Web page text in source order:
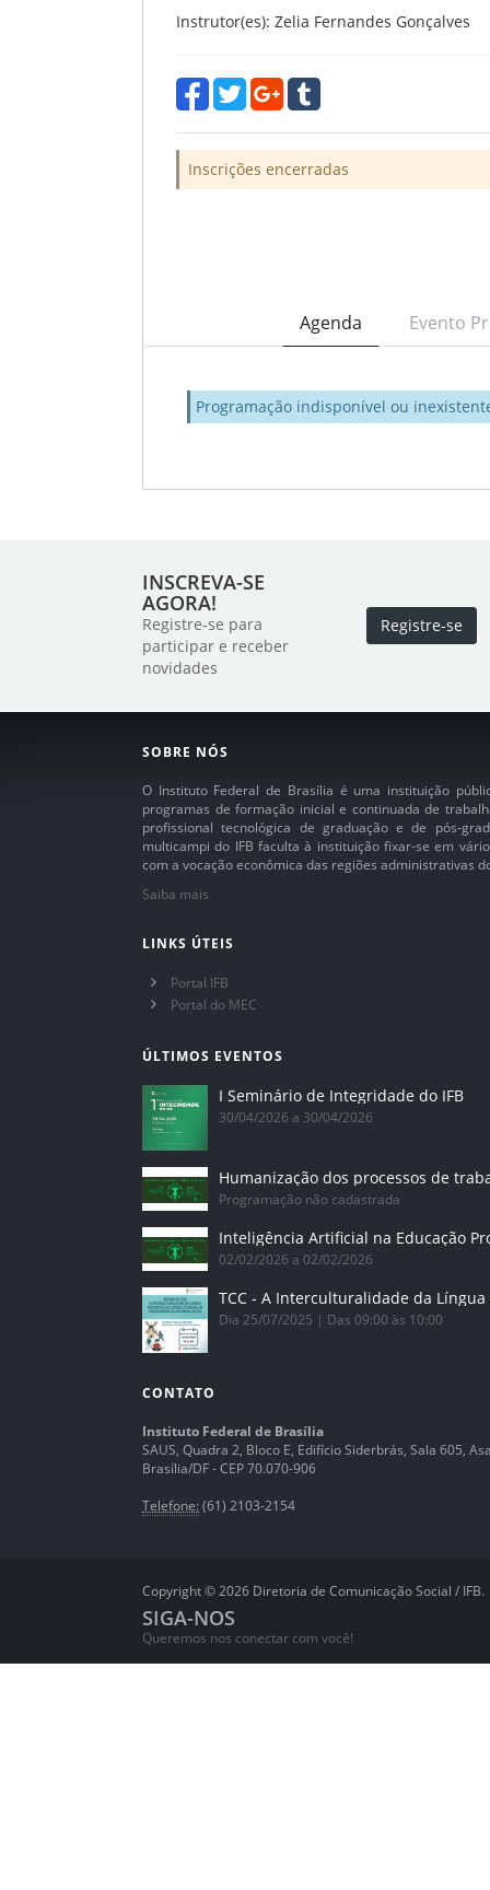
Instrutor(es): Zelia Fernandes Gonçalves
Inscrições encerradas
Agenda Evento
Programação indisponível ou
INSCREVA-SE
AGORA!
Registre-se para
participar e receber
novidades
Registre-se
SOBRE NÓS
O Instituto Federal de Brasília é uma instituição
programas de formação inicial e continuada de
profissional tecnológica de graduação e de pós-
multicampi do IFB faculta à instituição fixar-se em
com a vocação econômica das regiões administrativas
Saiba mais
LINKS ÚTEIS
Portal IFB
Portal do MEC
ÚLTIMOS EVENTOS
I Seminário de Integridade do IFB
30/04/2026 a 30/04/2026
Humanização dos processos de
Programação não cadastrada
02/02/2026 a 02/02/2026
Dia 25/07/2025 | Das 09:00 às 10:00
CONTATO
Instituto Federal de Brasília
SAUS, Quadra 2, Bloco E, Edifício Siderbrás, Sala 605,
Brasília/DF - CEP 70.070-906
Telefone: (61) 2103-2154
Copyright © 2026 Diretoria de Comunicação Social / IFB.
SIGA-NOS
Queremos nos conectar com você!